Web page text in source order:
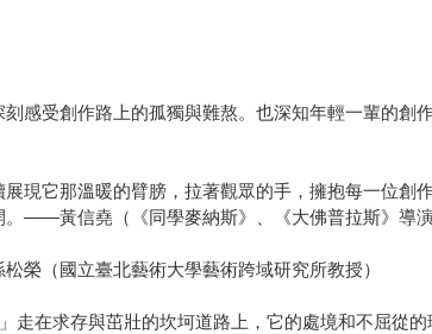
感受創作路上的孤獨與難熬。也深知年輕一輩的創
現它那溫暖的臂膀，拉著觀眾的手，擁抱每一位創
——黃信堯（《同學麥納斯》、《大佛普拉斯》導演
（國立臺北藝術大學藝術跨域研究所教授）
走在求存與茁壯的坎坷道路上，它的處境和不屈從